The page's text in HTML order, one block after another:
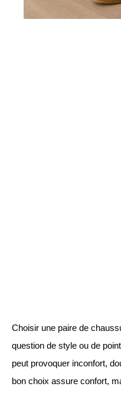
Choisir une paire de
question de style ou de
peut provoquer inconfort,
bon choix assure confort,